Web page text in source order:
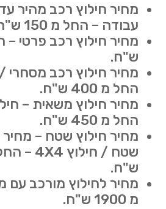
מחיר חילוץ רכב מהיר
עבודה – החל מ 150 ש"ח.
ש"ח.
מחיר חילוץ רכב מסחרי
החל מ 400 ש"ח.
מחיר חילוץ משאית –
החל מ 450 ש"ח.
מחיר חילוץ שטח – מחיר
ש"ח.
מחיר לחילוץ מורכב עם
מ 1900 ש"ח.